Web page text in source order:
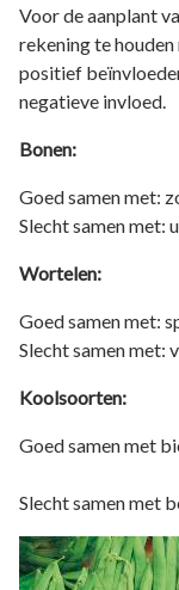
Voor de aanplant
rekening te
positief
negatieve invloed.
Bonen:
Goed samen met:
Slecht samen met:
Wortelen:
Goed samen met:
Slecht samen met:
Koolsoorten:
Goed samen
Slecht samen met